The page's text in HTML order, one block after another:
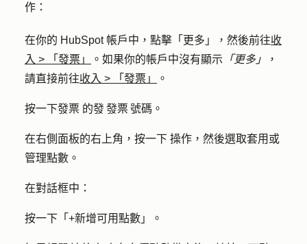
作：
在你的 HubSpot 帳戶中，點擊 「更多」 ，然後前往收
入 > 「發票」 。如果你的帳戶中沒有顯示 「更多」
，
請直接前往收入 > 「發票」 。
按一下發票 的發 發票 號碼。
在右側面板的右上角，按一下 操作 ，然後選取套用或
管理點數 。
在對話框中：
按一下「 +新增可用點數 」。